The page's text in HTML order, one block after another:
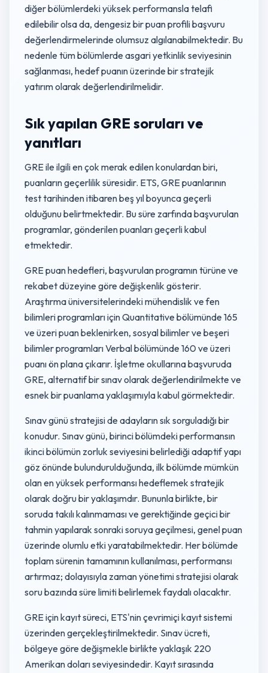
diğer bölümlerdeki yüksek performansla telafi
edilebilir olsa da, dengesiz bir puan profili başvuru
değerlendirmelerinde olumsuz algılanabilmektedir. Bu
nedenle tüm bölümlerde asgari yetkinlik seviyesinin
sağlanması, hedef puanın üzerinde bir stratejik
yatırım olarak değerlendirilmelidir.
Sık yapılan GRE soruları ve
yanıtları
GRE ile ilgili en çok merak edilen konulardan biri,
puanların geçerlilik süresidir. ETS, GRE puanlarının
test tarihinden itibaren beş yıl boyunca geçerli
olduğunu belirtmektedir. Bu süre zarfında başvurulan
programlar, gönderilen puanları geçerli kabul
etmektedir.
GRE puan hedefleri, başvurulan programın türüne ve
rekabet düzeyine göre değişkenlik gösterir.
Araştırma üniversitelerindeki mühendislik ve fen
bilimleri programları için Quantitative bölümünde 165
ve üzeri puan beklenirken, sosyal bilimler ve beşeri
bilimler programları Verbal bölümünde 160 ve üzeri
puanı ön plana çıkarır. İşletme okullarına başvuruda
GRE, alternatif bir sınav olarak değerlendirilmekte ve
esnek bir puanlama yaklaşımıyla kabul görmektedir.
Sınav günü stratejisi de adayların sık sorguladığı bir
konudur. Sınav günü, birinci bölümdeki performansın
ikinci bölümün zorluk seviyesini belirlediği adaptif yapı
göz önünde bulundurulduğunda, ilk bölümde mümkün
olan en yüksek performansı hedeflemek stratejik
olarak doğru bir yaklaşımdır. Bununla birlikte, bir
soruda takılı kalınmaması ve gerektiğinde geçici bir
tahmin yapılarak sonraki soruya geçilmesi, genel puan
üzerinde olumlu etki yaratabilmektedir. Her bölümde
toplam sürenin tamamının kullanılması, performansı
artırmaz; dolayısıyla zaman yönetimi stratejisi olarak
soru bazında süre limiti belirlemek faydalı olacaktır.
GRE için kayıt süreci, ETS'nin çevrimiçi kayıt sistemi
üzerinden gerçekleştirilmektedir. Sınav ücreti,
bölgeye göre değişmekle birlikte yaklaşık 220
Amerikan doları seviyesindedir. Kayıt sırasında